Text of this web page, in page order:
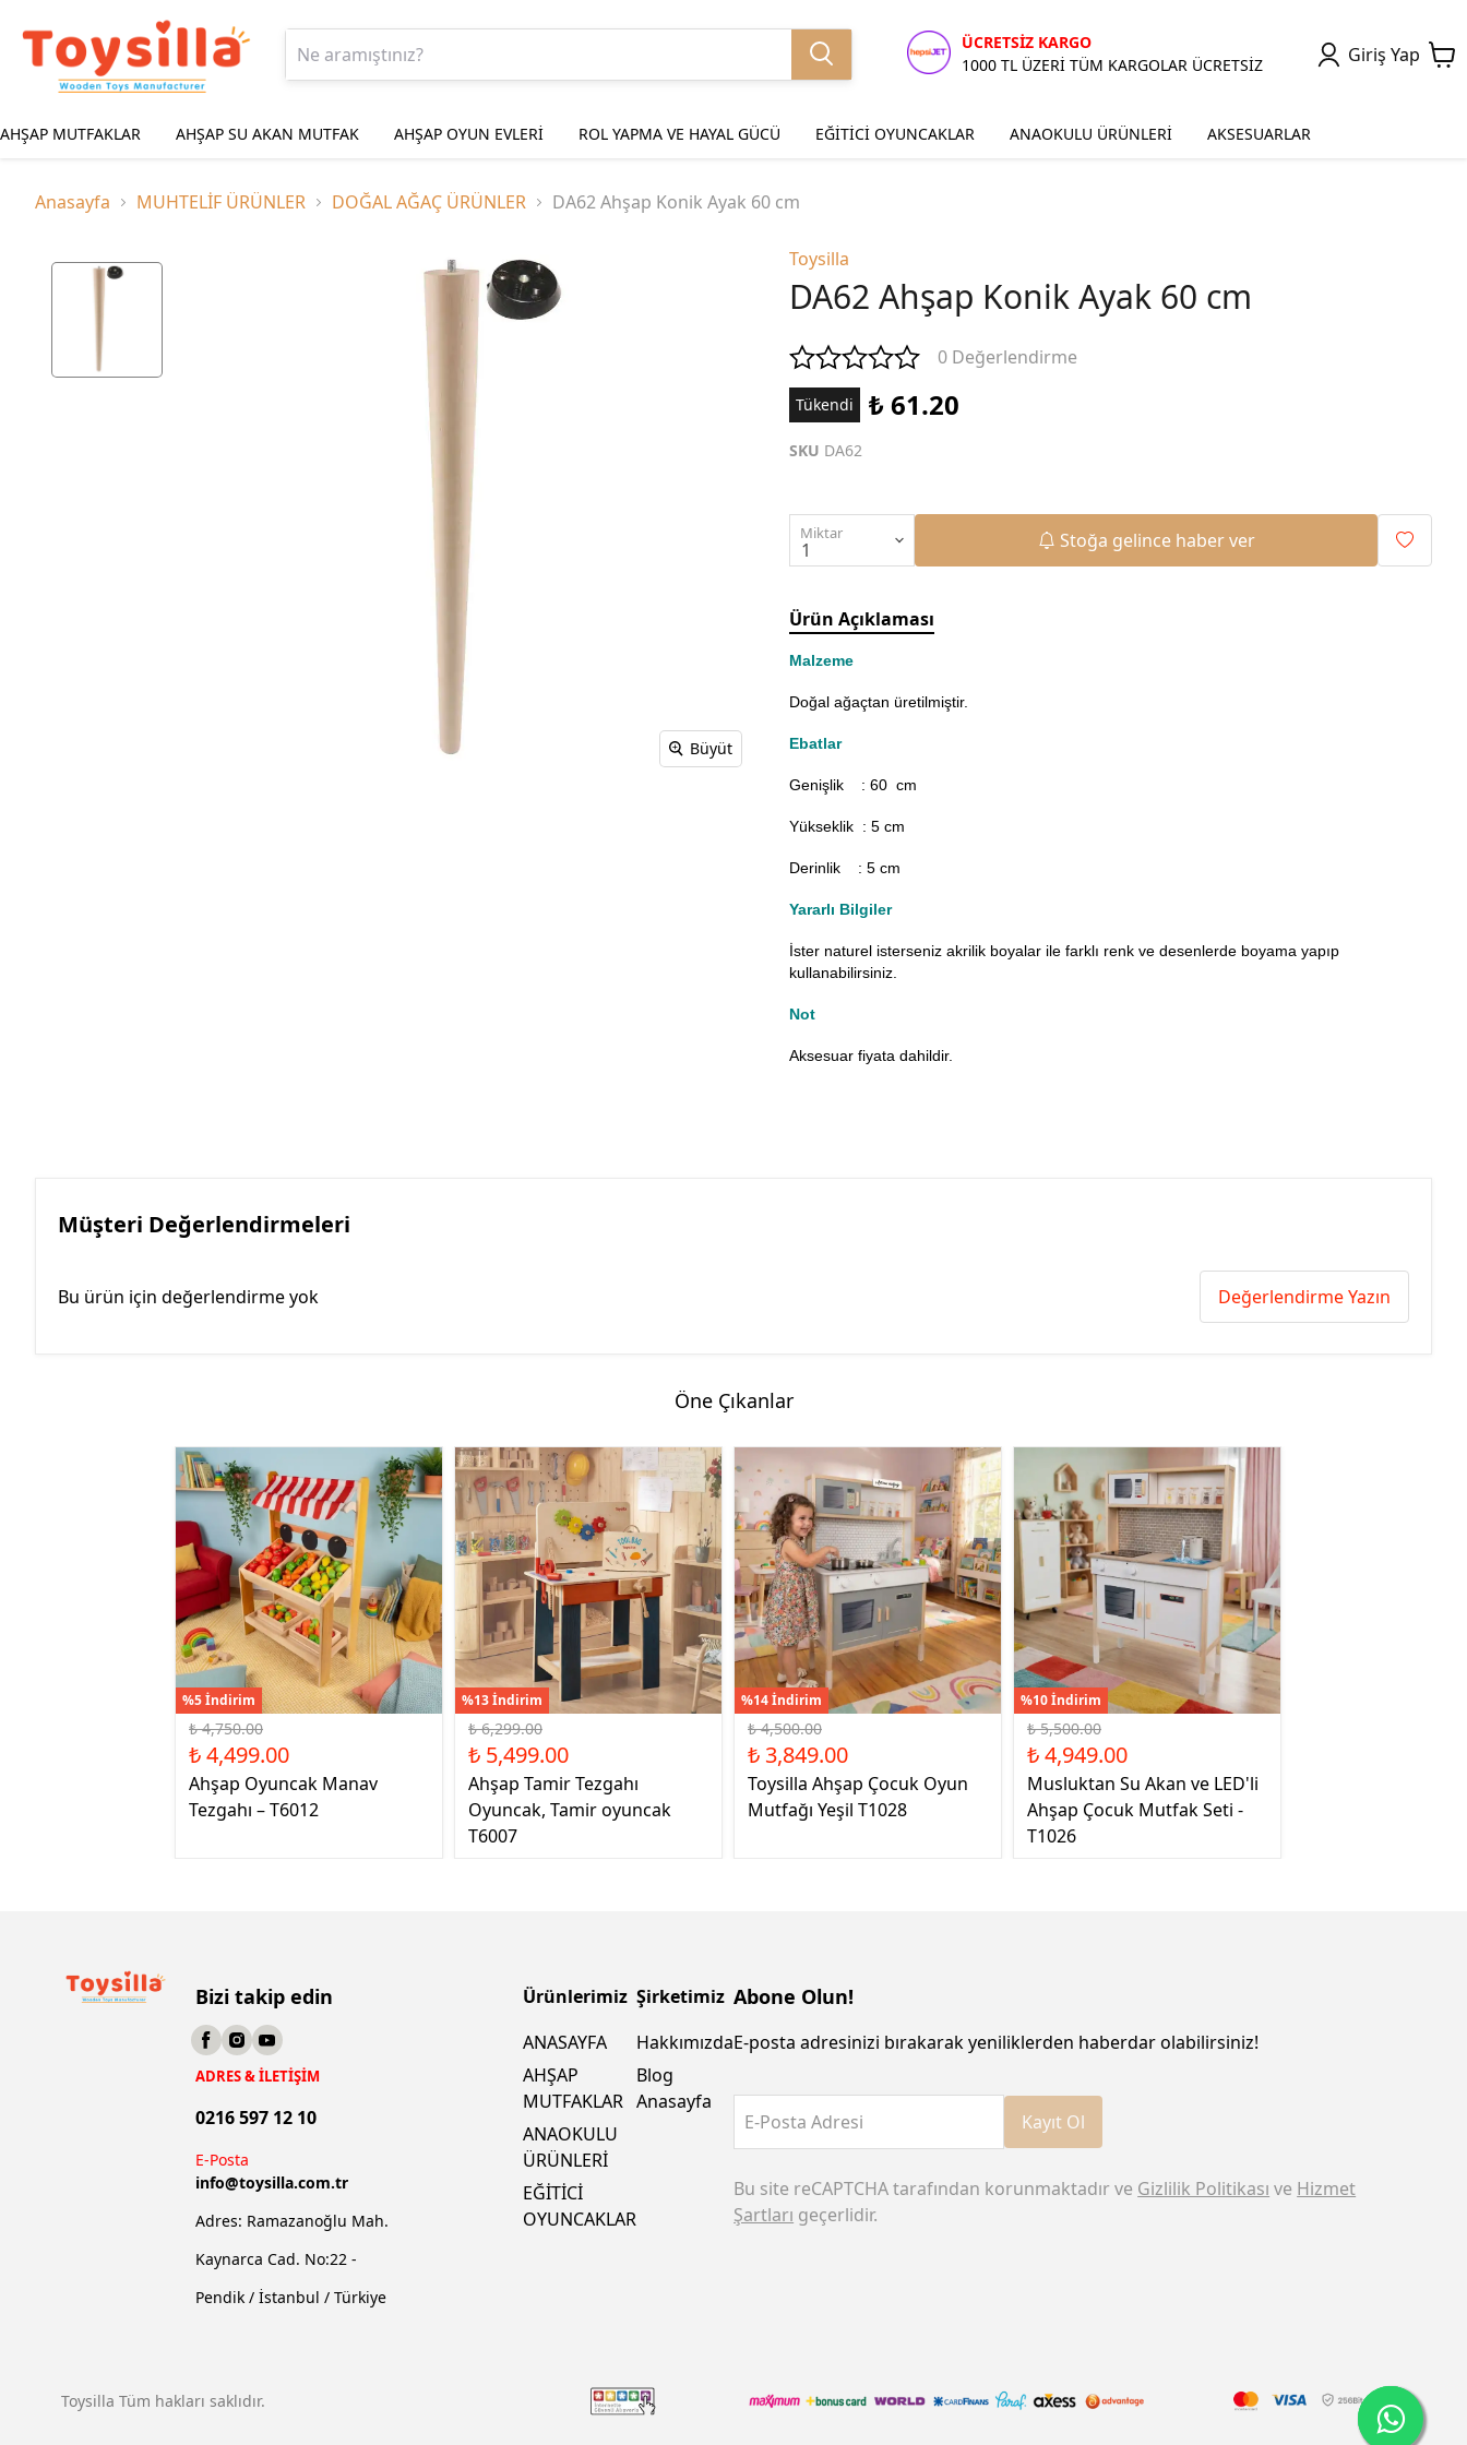
ÜCRETSİZ KARGO
1000 TL ÜZERİ TÜM KARGOLAR ÜCRETSİZ
Giriş Yap
AHŞAP MUTFAKLAR AHŞAP SU AKAN MUTFAK AHŞAP OYUN EVLERİ ROL YAPMA VE HAYAL GÜCÜ EĞİTİCİ OYUNCAKLAR ANAOKULU ÜRÜNLERİ AKSESUARLAR
Anasayfa MUHTELİF ÜRÜNLER DOĞAL AĞAÇ ÜRÜNLER DA62 Ahşap Konik Ayak 60 cm
Büyüt
Toysilla
DA62 Ahşap Konik Ayak 60 cm
0 Değerlendirme
Tükendi ₺ 61.20
SKU DA62
Miktar Stoğa gelince haber ver
Ürün Açıklaması
Malzeme
Doğal ağaçtan üretilmiştir.
Ebatlar
Genişlik : 60cm
Yükseklik : 5 cm
Derinlik : 5 cm
Yararlı Bilgiler
İster naturel isterseniz akrilik boyalar ile farklı renk ve desenlerde boyama yapıp
kullanabilirsiniz.
Not
Aksesuar fiyata dahildir.
Müşteri Değerlendirmeleri
Bu ürün için değerlendirme yok Değerlendirme Yazın
Öne Çıkanlar
%5 İndirim
₺ 4,750.00
₺ 4,499.00
Ahşap Oyuncak Manav
Tezgahı – T6012
%13 İndirim
₺ 6,299.00
₺ 5,499.00
Ahşap Tamir Tezgahı
Oyuncak, Tamir oyuncak
T6007
%14 İndirim
₺ 4,500.00
₺ 3,849.00
Toysilla Ahşap Çocuk Oyun
Mutfağı Yeşil T1028
%10 İndirim
₺ 5,500.00
₺ 4,949.00
Musluktan Su Akan ve LED'li
Ahşap Çocuk Mutfak Seti -
T1026
Bizi takip edin
ADRES & İLETİŞİM
0216 597 12 10
E-Posta
info@toysilla.com.tr
Adres: Ramazanoğlu Mah.
Kaynarca Cad. No:22 -
Pendik / İstanbul / Türkiye
Ürünlerimiz
ANASAYFA
AHŞAP
MUTFAKLAR
ANAOKULU
ÜRÜNLERİ
EĞİTİCİ
OYUNCAKLAR
Şirketimiz
Hakkımızda
Blog
Anasayfa
Abone Olun!
E-posta adresinizi bırakarak yeniliklerden haberdar olabilirsiniz!
E-Posta Adresi Kayıt Ol
Bu site reCAPTCHA tarafından korunmaktadır ve Gizlilik Politikası ve Hizmet
Şartları geçerlidir.
Toysilla Tüm hakları saklıdır.